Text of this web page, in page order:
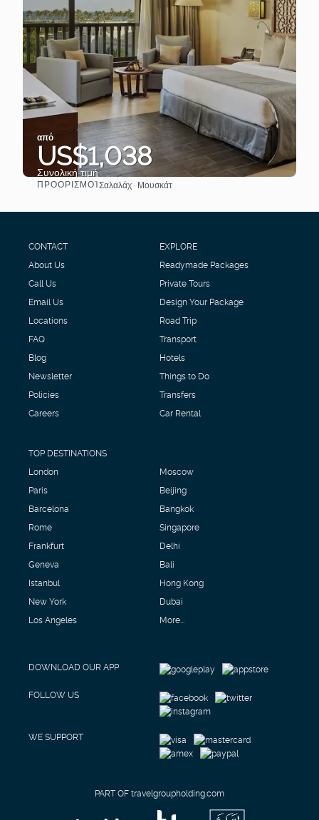
από
US$1,038
Συνολική τιμή
Βλέπω
ΠΡΟΟΡΙΣΜΟΊΣαλαλάχ · Μουσκάτ
CONTACT
About Us
Call Us
Email Us
Locations
FAQ
Blog
Newsletter
Policies
Careers
EXPLORE
Readymade Packages
Private Tours
Design Your Package
Road Trip
Transport
Hotels
Things to Do
Transfers
Car Rental
TOP DESTINATIONS
London
Paris
Barcelona
Rome
Frankfurt
Geneva
Istanbul
New York
Los Angeles
Moscow
Beijing
Bangkok
Singapore
Delhi
Bali
Hong Kong
Dubai
More...
DOWNLOAD OUR APP
FOLLOW US
WE SUPPORT
PART OF travelgroupholding.com